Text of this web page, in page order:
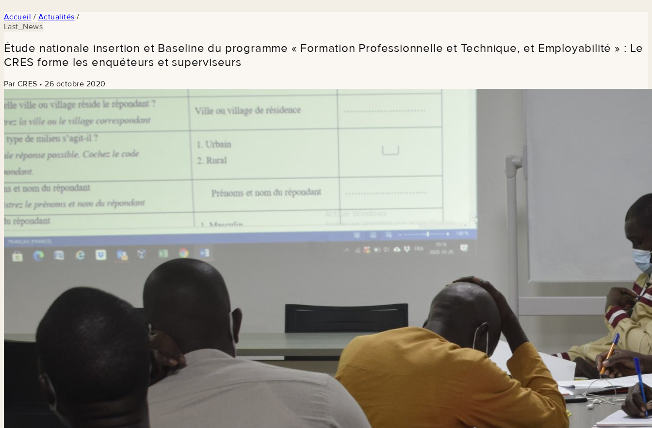
Accueil / Actualités /
Last_News
Étude nationale insertion et Baseline du programme « Formation Professionnelle et Technique, et Employabilité » : Le
CRES forme les enquêteurs et superviseurs
Par CRES • 26 octobre 2020